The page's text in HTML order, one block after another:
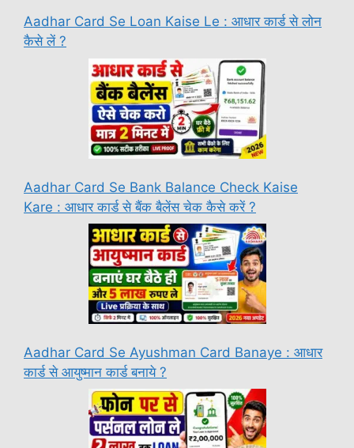
Aadhar Card Se Loan Kaise Le : आधार कार्ड से लोन
कैसे लें ?
Aadhar Card Se Bank Balance Check Kaise
Kare : आधार कार्ड से बैंक बैलेंस चेक कैसे करें ?
Aadhar Card Se Ayushman Card Banaye : आधार
कार्ड से आयुष्मान कार्ड बनाये ?